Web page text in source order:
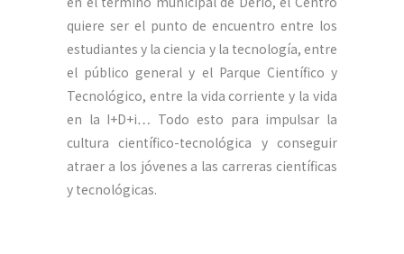
quiere ser el punto de encuentro entre los
estudiantes y la ciencia y la tecnología, entre
el público general y el Parque Científico y
Tecnológico, entre la vida corriente y la vida
en la I+D+i… Todo esto para impulsar la
cultura científico-tecnológica y conseguir
atraer a los jóvenes a las carreras científicas
y tecnológicas.